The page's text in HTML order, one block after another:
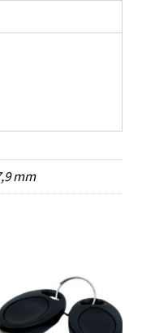
mm